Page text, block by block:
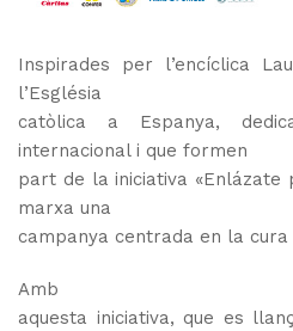
Inspirades per l’encíclica
l’Església
catòlica a Espanya,
internacional i que formen
part de la iniciativa «Enlázate
marxa una
campanya centrada en la cura
Amb
aquesta iniciativa, que es